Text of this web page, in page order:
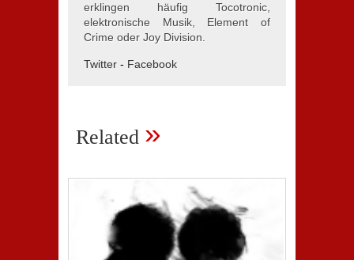
erklingen häufig Tocotronic,
elektronische Musik, Element of
Crime oder Joy Division.
Twitter - Facebook
Related »